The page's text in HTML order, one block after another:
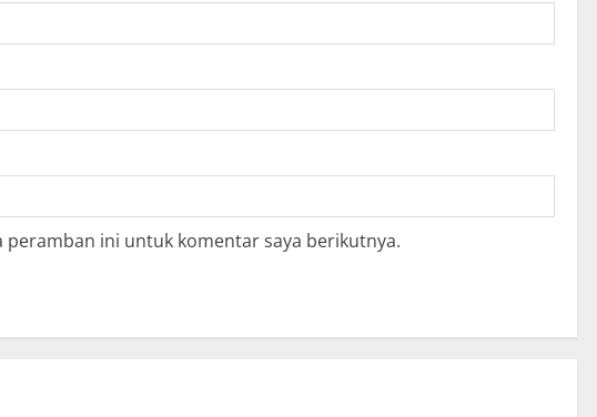
peramban ini untuk komentar saya berikutnya.